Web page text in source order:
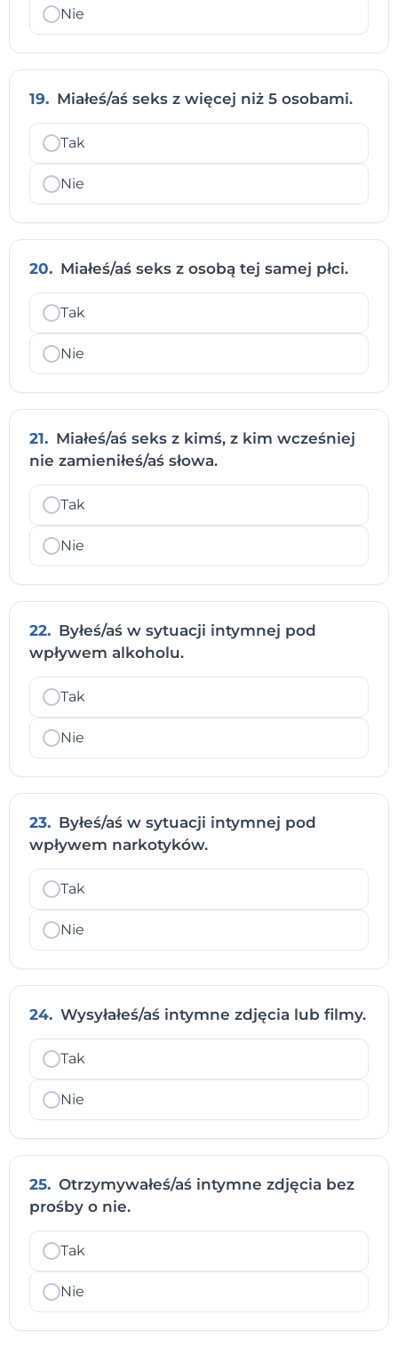
Nie
19. Miałeś/aś seks z więcej niż 5 osobami.
Tak
Nie
20. Miałeś/aś seks z osobą tej samej płci.
Tak
Nie
21. Miałeś/aś seks z kimś, z kim wcześniej
nie zamieniłeś/aś słowa.
Tak
Nie
22. Byłeś/aś w sytuacji intymnej pod
wpływem alkoholu.
Tak
Nie
23. Byłeś/aś w sytuacji intymnej pod
wpływem narkotyków.
Tak
Nie
24. Wysyłałeś/aś intymne zdjęcia lub filmy.
Tak
Nie
25. Otrzymywałeś/aś intymne zdjęcia bez
prośby o nie.
Tak
Nie